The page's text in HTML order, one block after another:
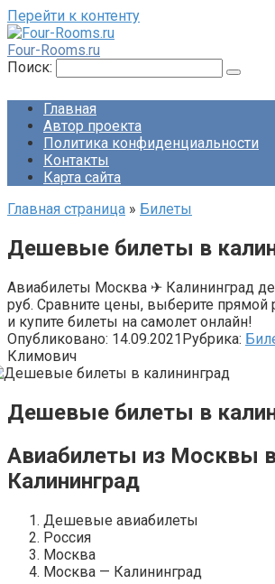
Перейти к контенту
Four-Rooms.ru
Поиск:
Главная
Автор проекта
Политика конфиденциальности
Контакты
Карта сайта
Главная страница » Билеты
Дешевые билеты в
Авиабилеты Москва ✈ Калининград
руб. Сравните цены, выберите прямой
и купите билеты на самолет онлайн!
Опубликовано: 14.09.2021Рубрика:
Климович
Дешевые билеты в
Авиабилеты из Москвы
Калининград
Дешевые авиабилеты
Россия
Москва
Москва — Калининград